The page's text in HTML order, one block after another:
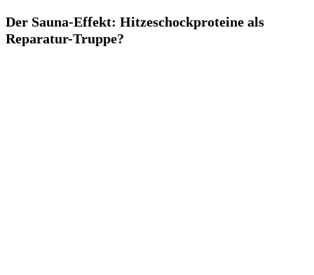
Der Sauna-Effekt: Hitzeschockproteine als
Reparatur-Truppe?